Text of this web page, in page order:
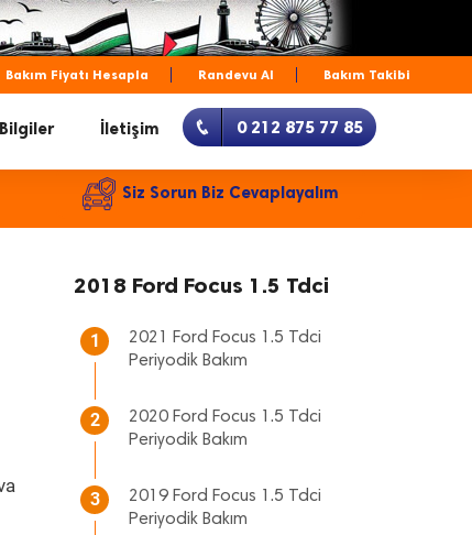
Bakım Fiyatı Hesapla Randevu Al Bakım Takibi
İletişim 0 212 875 77 85
Siz Sorun Biz Cevaplayalım
2018 Ford Focus 1.5 Tdci
1
2021 Ford Focus 1.5 Tdci
Periyodik Bakım
2
2020 Ford Focus 1.5 Tdci
Periyodik Bakım
3
2019 Ford Focus 1.5 Tdci
Periyodik Bakım